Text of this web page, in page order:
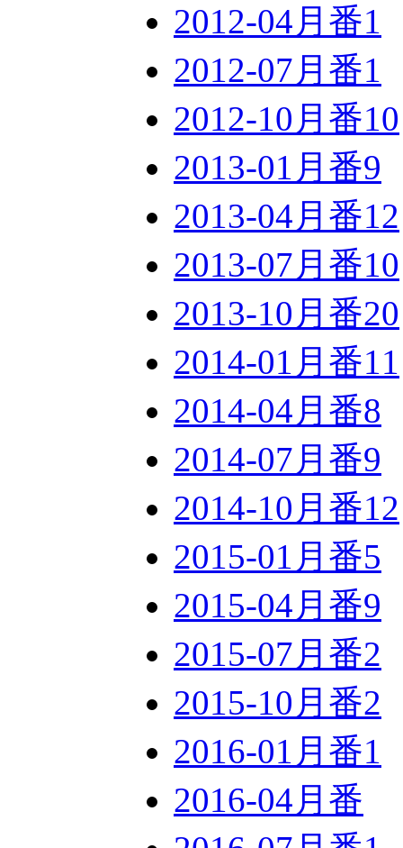
2012-04月番1
2012-07月番1
2012-10月番10
2013-01月番9
2013-04月番12
2013-07月番10
2013-10月番20
2014-01月番11
2014-04月番8
2014-07月番9
2014-10月番12
2015-01月番5
2015-04月番9
2015-07月番2
2015-10月番2
2016-01月番1
2016-04月番